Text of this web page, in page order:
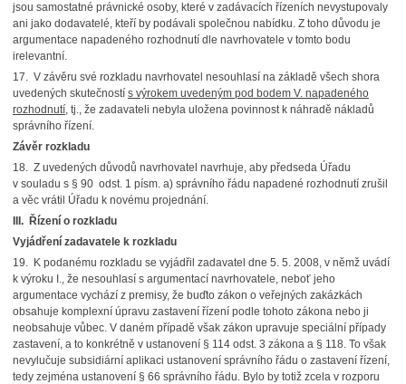
jsou samostatné právnické osoby, které v zadávacích řízeních nevystupovaly
ani jako dodavatelé, kteří by podávali společnou nabídku. Z toho důvodu je
argumentace napadeného rozhodnutí dle navrhovatele v tomto bodu
irelevantní.
17. V závěru své rozkladu navrhovatel nesouhlasí na základě všech shora
uvedených skutečností s výrokem uvedeným pod bodem V. napadeného
rozhodnutí, tj., že zadavateli nebyla uložena povinnost k náhradě nákladů
správního řízení.
Závěr rozkladu
18. Z uvedených důvodů navrhovatel navrhuje, aby předseda Úřadu
v souladu s § 90 odst. 1 písm. a) správního řádu napadené rozhodnutí zrušil
a věc vrátil Úřadu k novému projednání.
III. Řízení o rozkladu
Vyjádření zadavatele k rozkladu
19. K podanému rozkladu se vyjádřil zadavatel dne 5. 5. 2008, v němž uvádí
k výroku I., že nesouhlasí s argumentací navrhovatele, neboť jeho
argumentace vychází z premisy, že buďto zákon o veřejných zakázkách
obsahuje komplexní úpravu zastavení řízení podle tohoto zákona nebo ji
neobsahuje vůbec. V daném případě však zákon upravuje speciální případy
zastavení, a to konkrétně v ustanovení § 114 odst. 3 zákona a § 118. To však
nevylučuje subsidiární aplikaci ustanovení správního řádu o zastavení řízení,
tedy zejména ustanovení § 66 správního řádu. Bylo by totiž zcela v rozporu